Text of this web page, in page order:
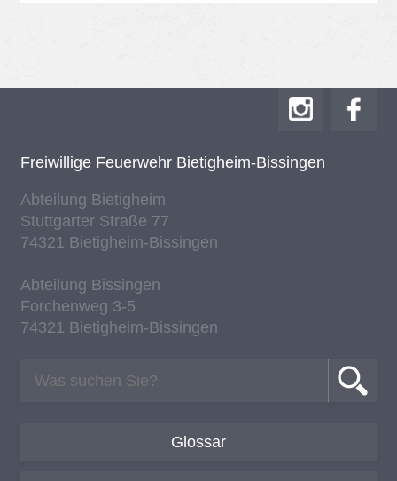
Frei­wil­li­ge Feu­er­wehr Bie­tig­heim-Bis­sin­gen
Ab­tei­lung Bie­tig­heim
Stutt­gar­ter Stra­ße 77
74321 Bie­tig­heim-Bis­sin­gen
Ab­tei­lung Bis­sin­gen
For­chen­weg 3-5
74321 Bie­tig­heim-Bis­sin­gen
Glossar